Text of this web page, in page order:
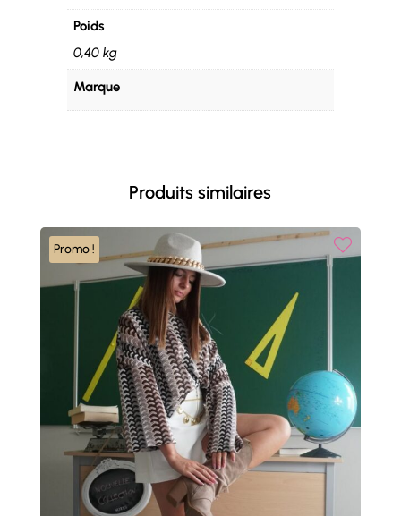
Poids
0,40 kg
Marque
Produits similaires
Promo !